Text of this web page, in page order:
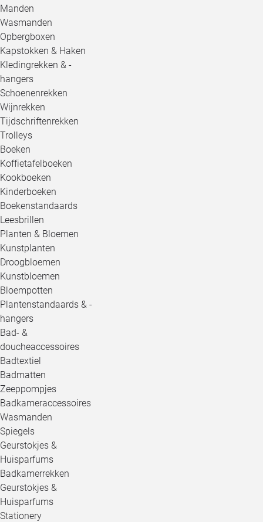
Manden
Wasmanden
Opbergboxen
Kapstokken & Haken
Kledingrekken & -
hangers
Schoenenrekken
Wijnrekken
Tijdschriftenrekken
Trolleys
Boeken
Koffietafelboeken
Kookboeken
Kinderboeken
Boekenstandaards
Leesbrillen
Planten & Bloemen
Kunstplanten
Droogbloemen
Kunstbloemen
Bloempotten
Plantenstandaards & -
hangers
Bad- &
doucheaccessoires
Badtextiel
Badmatten
Zeeppompjes
Badkameraccessoires
Wasmanden
Spiegels
Geurstokjes &
Huisparfums
Badkamerrekken
Geurstokjes &
Huisparfums
Stationery